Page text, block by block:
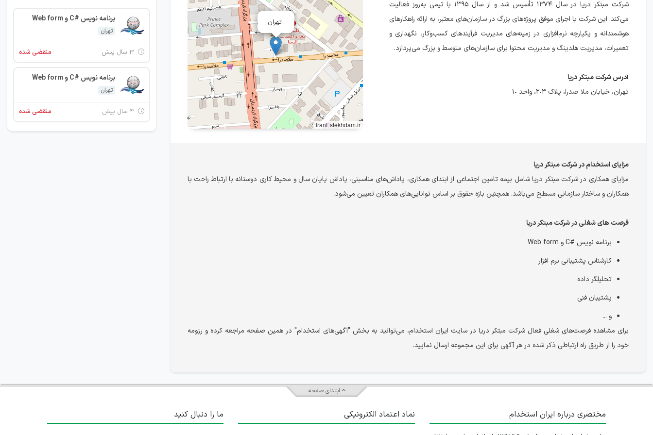
شرکت مبتکر دریا در سال ۱۳۷۴ تأسیس شد و از سال ۱۳۹۵ با تیمی به‌روز فعالیت
می‌کند. این شرکت با اجرای موفق پروژه‌های بزرگ در سازمان‌های معتبر، به ارائه راهکارهای
هوشمندانه و یکپارچه نرم‌افزاری در زمینه‌های مدیریت فرآیندهای کسب‌وکار، نگهداری و
تعمیرات، مدیریت هلدینگ و مدیریت محتوا برای سازمان‌های متوسط و بزرگ می‌پردازد.
آدرس شرکت مبتکر دریا
تهران، خیابان ملا صدرا، پلاک ٢٠٣، واحد ١٠
تهران
IranEstekhdam.ir
مزایای استخدام در شرکت مبتکر دریا
مزایای همکاری در شرکت مبتکر دریا شامل بیمه تامین اجتماعی از ابتدای همکاری، پاداش‌های مناسبتی، پاداش پایان سال و محیط کاری دوستانه با ارتباط راحت با
همکاران و ساختار سازمانی مسطح می‌باشد. همچنین بازه حقوق بر اساس توانایی‌های همکاران تعیین می‌شود.
فرصت های شغلی در شرکت مبتکر دریا
برنامه نویس #C و Web form
کارشناس پشتیبانی نرم افزار
تحلیلگر داده
پشتیبان فنی
و ...
برای مشاهده فرصت‌های شغلی فعال شرکت مبتکر دریا در سایت ایران استخدام، می‌توانید به بخش "آگهی‌های استخدام" در همین صفحه مراجعه کرده و رزومه
خود را از طریق راه ارتباطی ذکر شده در هر آگهی برای این مجموعه ارسال نمایید.
برنامه نویس #C و Web form
تهران
منقضی شده
برنامه نویس #C و Web form
تهران
منقضی شده
ابتدای صفحه
مختصری درباره ایران استخدام نماد اعتماد الکترونیکی ما را دنبال کنید